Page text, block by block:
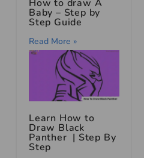
How to draw A
Baby – Step by
Step Guide
Read More »
Learn How to
Draw Black
Panther | Step By
Step